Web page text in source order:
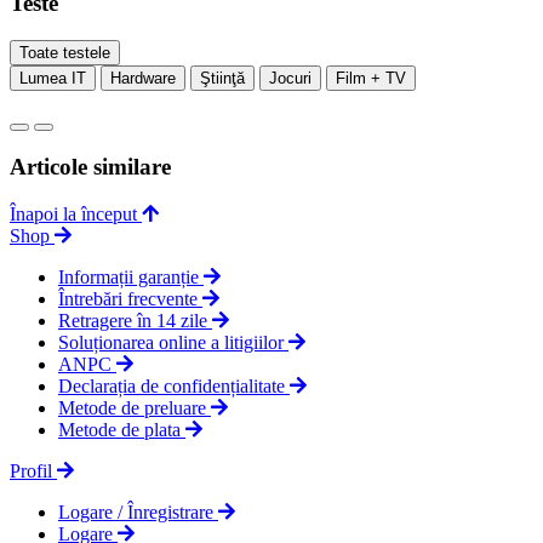
Toate testele
Lumea IT
Hardware Ştiinţă Jocuri Film + TV
Articole similare
Înapoi la început
Shop
Informații garanție
Întrebări frecvente
Retragere în 14 zile
Soluționarea online a litigiilor
ANPC
Declarația de confidențialitate
Metode de preluare
Metode de plata
Profil
Logare / Înregistrare
Logare